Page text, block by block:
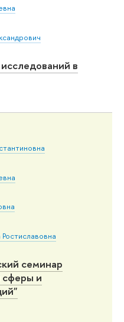
в
семинар
сферы и